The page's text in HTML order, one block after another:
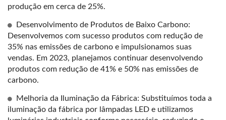
produção em cerca de 25%.
Desenvolvimento de Produtos de Baixo Carbono:
Desenvolvemos com sucesso produtos com redução de
35% nas emissões de carbono e impulsionamos suas
vendas. Em 2023, planejamos continuar desenvolvendo
produtos com redução de 41% e 50% nas emissões de
carbono.
Melhoria da Iluminação da Fábrica: Substituímos toda a
iluminação da fábrica por lâmpadas LED e utilizamos